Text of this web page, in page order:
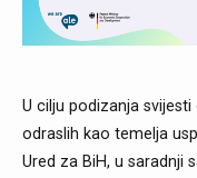
U cilju podizanja
odraslih kao temelja
Ured za BiH, u saradnji